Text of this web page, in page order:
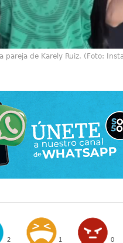
pareja de Karely Ruiz. (Foto:
2 1 0